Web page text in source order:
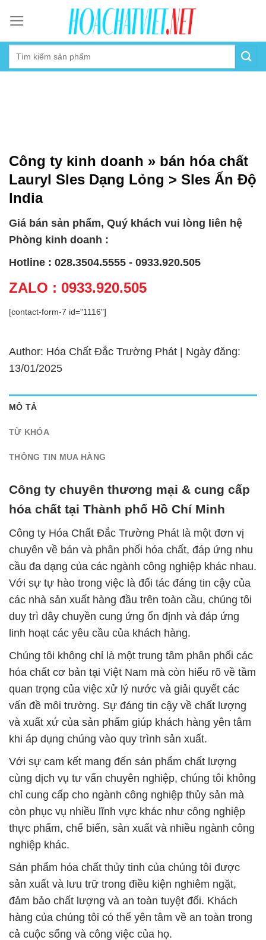
content
Công ty kinh doanh » bán hóa chất
Lauryl Sles Dạng Lỏng > Sles Ấn Độ
India
Giá bán sản phẩm, Quý khách vui lòng liên hệ
Phòng kinh doanh :
Hotline : 028.3504.5555 - 0933.920.505
ZALO : 0933.920.505
[contact-form-7 id="1116"]
Author: Hóa Chất Đắc Trường Phát | Ngày đăng:
13/01/2025
MÔ TẢ
TỪ KHÓA
THÔNG TIN MUA HÀNG
Công ty chuyên thương mại & cung cấp
hóa chất tại Thành phố Hồ Chí Minh
Công ty Hóa Chất Đắc Trường Phát là một đơn vị
chuyên về bán và phân phối hóa chất, đáp ứng nhu
cầu đa dạng của các ngành công nghiệp khác nhau.
Với sự tự hào trong việc là đối tác đáng tin cậy của
các nhà sản xuất hàng đầu trên toàn cầu, chúng tôi
duy trì dây chuyền cung ứng ổn định và đáp ứng
linh hoạt các yêu cầu của khách hàng.
Chúng tôi không chỉ là một trung tâm phân phối các
hóa chất cơ bản tại Việt Nam mà còn hiểu rõ về tầm
quan trọng của việc xử lý nước và giải quyết các
vấn đề môi trường. Sự đáng tin cậy về chất lượng
và xuất xứ của sản phẩm giúp khách hàng yên tâm
khi áp dụng chúng vào quy trình sản xuất.
Với sự cam kết mang đến sản phẩm chất lượng
cùng dịch vụ tư vấn chuyên nghiệp, chúng tôi không
chỉ cung cấp cho ngành công nghiệp thủy sản mà
còn phục vụ nhiều lĩnh vực khác như công nghiệp
thực phẩm, chế biến, sản xuất và nhiều ngành công
nghiệp khác.
Sản phẩm hóa chất thủy tinh của chúng tôi được
sản xuất và lưu trữ trong điều kiện nghiêm ngặt,
đảm bảo chất lượng và an toàn tuyệt đối. Khách
hàng của chúng tôi có thể yên tâm về an toàn trong
cả cuộc sống và công việc của họ.